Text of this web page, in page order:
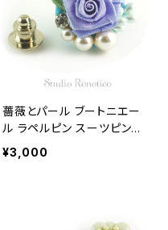
薔薇とパール ブートニエー
ル ラペルピン スーツピン
ピンブローチ メンズ レディ
ース ブルー
¥3,000